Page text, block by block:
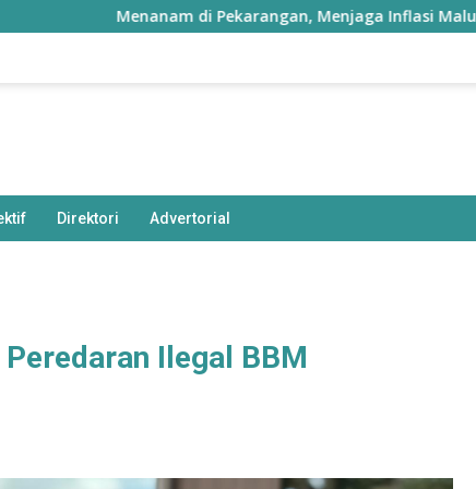
Menanam di Pekarangan, Menjaga Inflasi Maluku Utara
Direktori Advertorial
Ilegal BBM